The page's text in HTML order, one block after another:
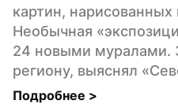
картин, нарисованных
Необычная
24 новыми муралами.
региону, выяснял
Подробнее >